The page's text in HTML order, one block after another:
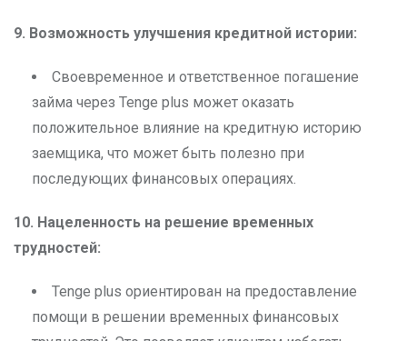
9. Возможность улучшения кредитной истории:
Своевременное и ответственное погашение
займа через Tenge plus может оказать
положительное влияние на кредитную историю
заемщика, что может быть полезно при
последующих финансовых операциях.
10. Нацеленность на решение временных
трудностей:
Tenge plus ориентирован на предоставление
помощи в решении временных финансовых